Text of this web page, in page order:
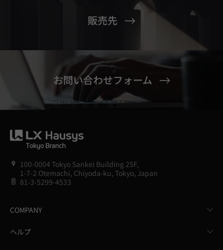
販売先
お問い合わせフォーム
100-0004 Tokyo Sankei Building 25F,
1-7-2 Otemachi, Chiyoda-ku, Tokyo, Japan
81-3-5299-4533
COMPANY
ヘルプ